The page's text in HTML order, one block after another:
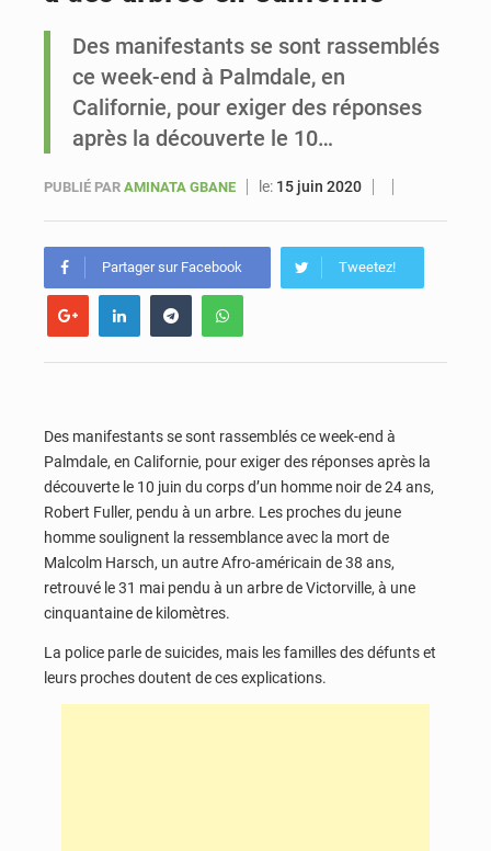
Sénégal : Ousmane Diagne prêtera serment le 11 août comme président du Conseil constitutionnel
Des manifestants se sont rassemblés
ce week-end à Palmdale, en
Californie, pour exiger des réponses
après la découverte le 10…
PUBLIÉ PAR AMINATA GBANE le: 15 juin 2020
Partager sur Facebook Tweetez!
Des manifestants se sont rassemblés ce week-end à
Palmdale, en Californie, pour exiger des réponses après la
découverte le 10 juin du corps d’un homme noir de 24 ans,
Robert Fuller, pendu à un arbre. Les proches du jeune
homme soulignent la ressemblance avec la mort de
Malcolm Harsch, un autre Afro-américain de 38 ans,
retrouvé le 31 mai pendu à un arbre de Victorville, à une
cinquantaine de kilomètres.
La police parle de suicides, mais les familles des défunts et
leurs proches doutent de ces explications.